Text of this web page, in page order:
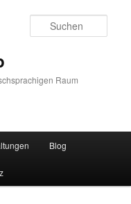
Raum
Blog